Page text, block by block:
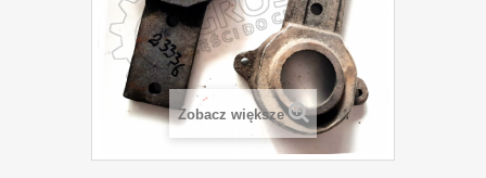
Zobacz większe